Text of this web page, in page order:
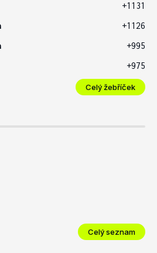
+1131
+1126
+995
+975
Celý žebříček
Celý seznam